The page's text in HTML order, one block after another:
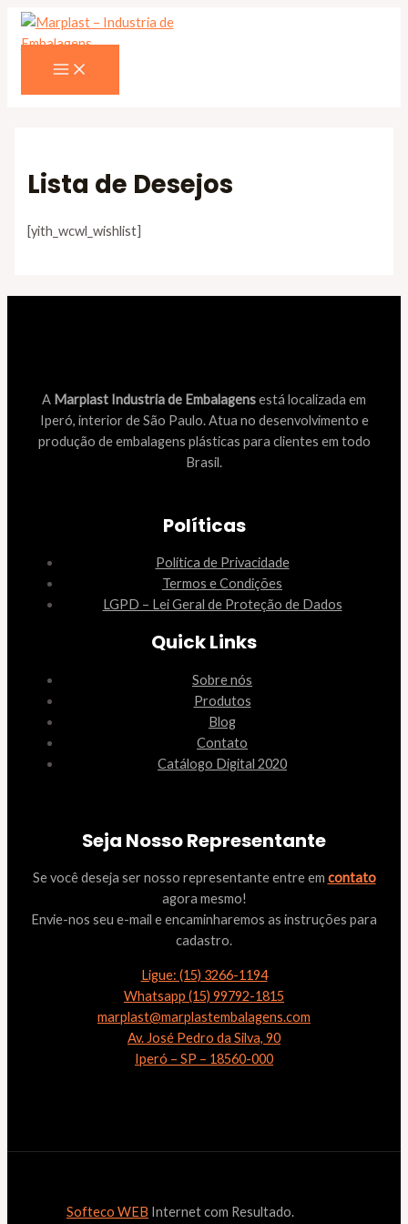
para
conteúdo
MAIN
MENU
Lista de Desejos
[yith_wcwl_wishlist]
A Marplast Industria de Embalagensestá localizada em
Iperó, interior de São Paulo. Atua no desenvolvimento e
produção de embalagens plásticas para clientes em todo
Brasil.
Políticas
Política de Privacidade
Termos e Condições
LGPD – Lei Geral de Proteção de Dados
Quick Links
Sobre nós
Produtos
Blog
Contato
Catálogo Digital 2020
Seja Nosso Representante
Se você deseja ser nosso representante entre em contato
agora mesmo!
Envie-nos seu e-mail e encaminharemos as instruções para
cadastro.
Ligue: (15) 3266-1194
Whatsapp (15) 99792-1815
marplast@marplastembalagens.com
Av. José Pedro da Silva, 90
Iperó – SP – 18560-000
Softeco WEB Internet com Resultado.